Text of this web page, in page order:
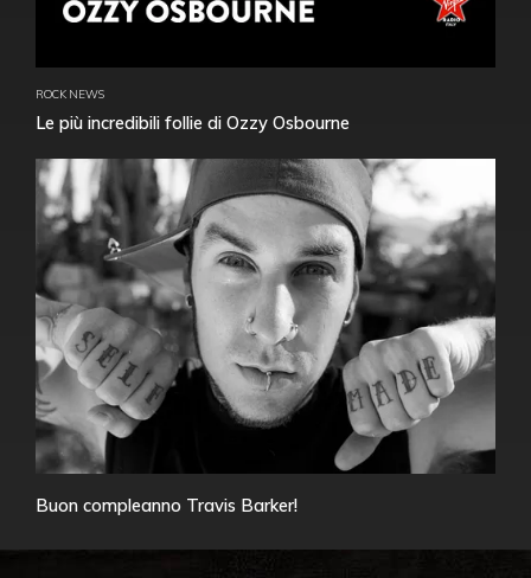
ROCK NEWS
Le più incredibili follie di Ozzy Osbourne
Buon compleanno Travis Barker!